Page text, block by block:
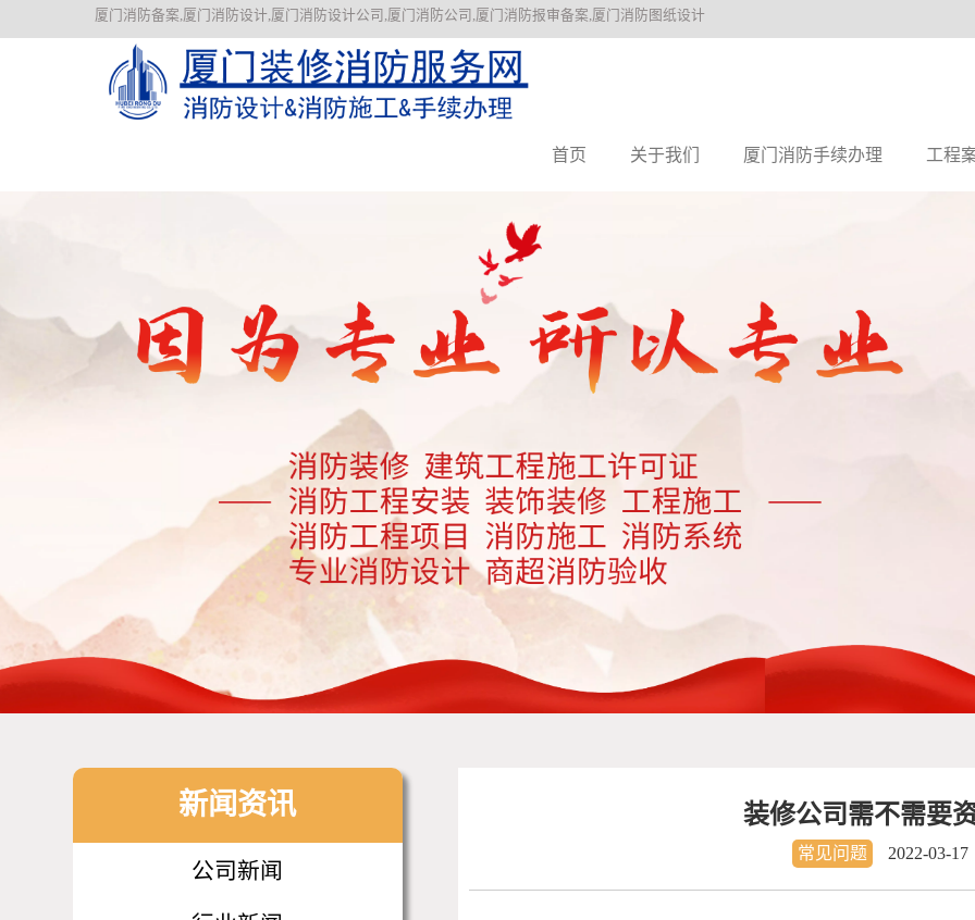
厦门消防备案,厦门消防设计,厦门消防设计公司,厦门消防公司,厦门消防报审备案,厦门消防图纸设计
首页 关于我们 厦门消防手续办理 工程
新闻资讯
公司新闻
装修公司需不需要
常见问题 2022-03-17